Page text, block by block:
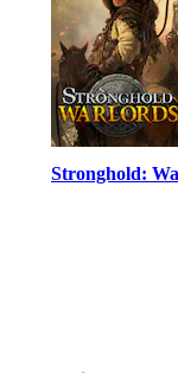
Stronghold: